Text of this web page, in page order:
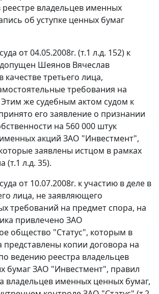
владельцев именных
об уступке ценных бумаг
от 04.05.2008г. (т.1 л.д. 152) к
Шеянов Вячеслав
третьего лица,
требования на
же судебным актом судом к
его заявление о признании
на 560 000 штук
акций ЗАО "Инвестмент",
заявлены истцом в рамках
(т.1 л.д. 35).
от 10.07.2008г. к участию в деле в
лица, не заявляющего
требований на предмет спора, на
привлечено ЗАО
общество "Статус", которым в
представлены копии договора на
ведению реестра владельцев
бумаг ЗАО "Инвестмент", правил
владельцев именных ценных бумаг,